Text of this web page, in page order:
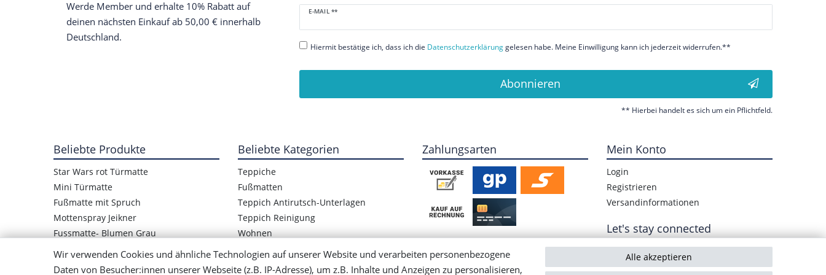
Werde Member und erhalte 10% Rabatt auf
deinen nächsten Einkauf ab 50,00 € innerhalb
Deutschland.
E-MAIL **
Newsletter
Honig
Hiermit bestätige ich, dass ich die Daten­schutz­erklärunggelesen habe. Meine Einwilligung kann ich jederzeit widerrufen.**
Abonnieren
** Hierbei handelt es sich um ein Pflichtfeld.
Beliebte Produkte
Star Wars rot Türmatte
Mini Türmatte
Fußmatte mit Spruch
Mottenspray Jeikner
Fussmatte- Blumen Grau
Star Wars Logo Türmatte
Kinder Fußmatte Frosch
Beliebte Kategorien
Teppiche
Fußmatten
Teppich Antirutsch-Unterlagen
Teppich Reinigung
Wohnen
Zahlungsarten Mein Konto
Login
Registrieren
Versandinformationen
Let's stay connected
Wir verwenden Cookies und ähnliche Technologien auf unserer Website und verarbeiten personenbezogene
Daten von Besucher:innen unserer Webseite (z.B. IP-Adresse), um z.B. Inhalte und Anzeigen zu personalisieren,
Alle akzeptieren